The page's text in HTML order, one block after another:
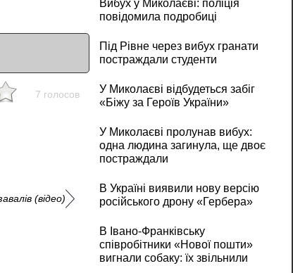
7 голосов
(відео)
Вибух у Миколаєві: поліція
повідомила подробиці
Під Рівне через вибух гранати
постраждали студенти
У Миколаєві відбудеться забіг
«Біжу за Героїв України»
У Миколаєві пролунав вибух:
одна людина загинула, ще двоє
постраждали
В Україні виявили нову версію
російського дрону «Гербера»
В Івано-Франківську
співробітники «Нової пошти»
вигнали собаку: їх звільнили